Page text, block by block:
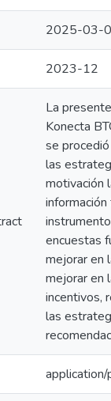
2025-03-
2023-12
La
Konecta
se
las
motivación
encuestas
mejorar en
mejorar en
incentivos,
las